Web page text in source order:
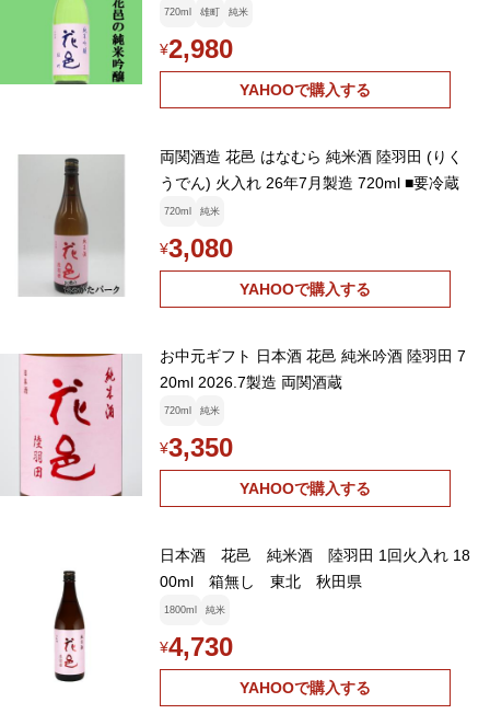
回 720ml(クール便推奨)(k)
720ml 雄町 純米
¥2,980
YAHOOで購入する
両関酒造 花邑 はなむら 純米酒 陸羽田 (りく
うでん) 火入れ 26年7月製造 720ml ■要冷蔵
720ml 純米
¥3,080
YAHOOで購入する
お中元ギフト 日本酒 花邑 純米吟酒 陸羽田 7
20ml 2026.7製造 両関酒蔵
720ml 純米
¥3,350
YAHOOで購入する
日本酒 花邑 純米酒 陸羽田 1回火入れ 18
00ml 箱無し 東北 秋田県
1800ml 純米
¥4,730
YAHOOで購入する